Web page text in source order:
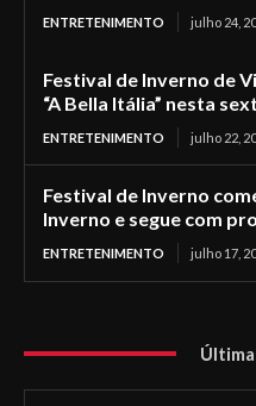
ENTRETENIMENTO julho 24,
Festival de Inverno de
“A Bella Itália” nesta
ENTRETENIMENTO julho 22,
Festival de Inverno
Inverno e segue com
ENTRETENIMENTO julho 17,